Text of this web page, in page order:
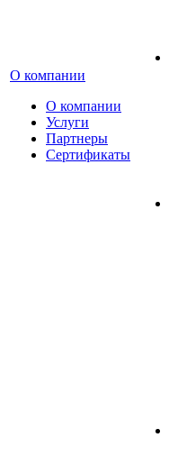
О компании
О компании
Услуги
Партнеры
Сертификаты